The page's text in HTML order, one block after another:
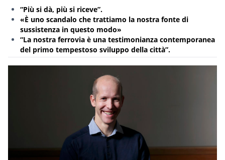
“Più si dà, più si riceve”.
«È uno scandalo che trattiamo la nostra fonte di
sussistenza in questo modo»
“La nostra ferrovia è una testimonianza contemporanea
del primo tempestoso sviluppo della città”.